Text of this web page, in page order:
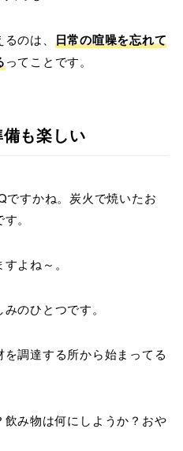
のは、 日常の喧噪を忘れて
ってことです。
も楽しい
ですかね。炭火で焼いたお
。
よね～。
のひとつです。
調達する所から始まってる
み物は何にしようか？おや